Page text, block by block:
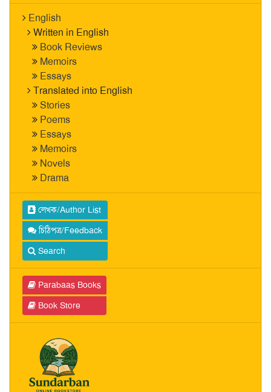
English
Written in English
Book Reviews
Memoirs
Essays
Translated into English
Stories
Poems
Essays
Memoirs
Novels
Drama
লেখক/Author List
চিঠিপত্র/Feedback
Search
Parabaas Books
Book Store